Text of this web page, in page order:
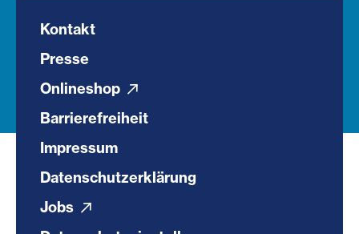
Kontakt
Presse
Onlineshop
Barrierefreiheit
Impressum
Datenschutzerklärung
Jobs